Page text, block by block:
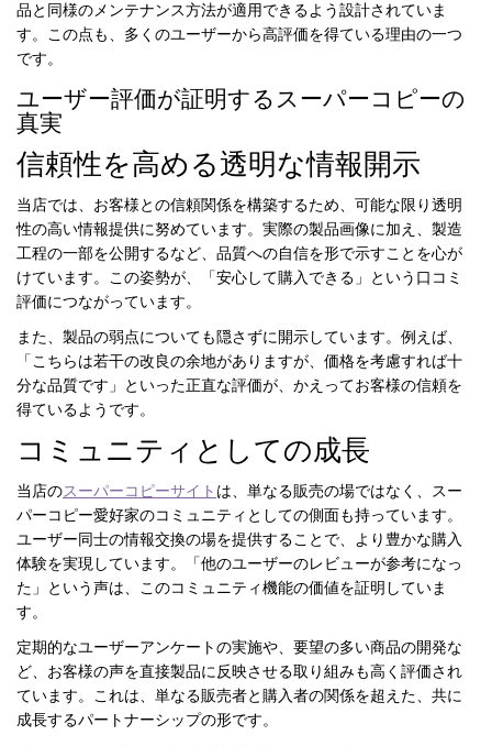
品と同様のメンテナンス方法が適用できるよう設計されていま
す。この点も、多くのユーザーから高評価を得ている理由の一つ
です。
ユーザー評価が証明するスーパーコピーの
真実
信頼性を高める透明な情報開示
当店では、お客様との信頼関係を構築するため、可能な限り透明
性の高い情報提供に努めています。実際の製品画像に加え、製造
工程の一部を公開するなど、品質への自信を形で示すことを心が
けています。この姿勢が、「安心して購入できる」という口コミ
評価につながっています。
また、製品の弱点についても隠さずに開示しています。例えば、
「こちらは若干の改良の余地がありますが、価格を考慮すれば十
分な品質です」といった正直な評価が、かえってお客様の信頼を
得ているようです。
コミュニティとしての成長
当店のスーパーコピーサイト は、単なる販売の場ではなく、スー
パーコピー愛好家のコミュニティとしての側面も持っています。
ユーザー同士の情報交換の場を提供することで、より豊かな購入
体験を実現しています。「他のユーザーのレビューが参考になっ
た」という声は、このコミュニティ機能の価値を証明していま
す。
定期的なユーザーアンケートの実施や、要望の多い商品の開発な
ど、お客様の声を直接製品に反映させる取り組みも高く評価され
ています。これは、単なる販売者と購入者の関係を超えた、共に
成長するパートナーシップの形です。